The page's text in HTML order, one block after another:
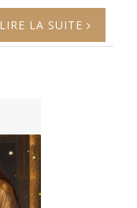
LIRE LA SUITE